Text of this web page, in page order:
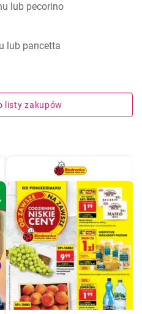
lub pecorino
lub pancetta
listy zakupów